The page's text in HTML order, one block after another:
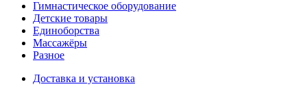
Гимнастическое оборудование
Детские товары
Единоборства
Массажёры
Разное
Доставка и установка